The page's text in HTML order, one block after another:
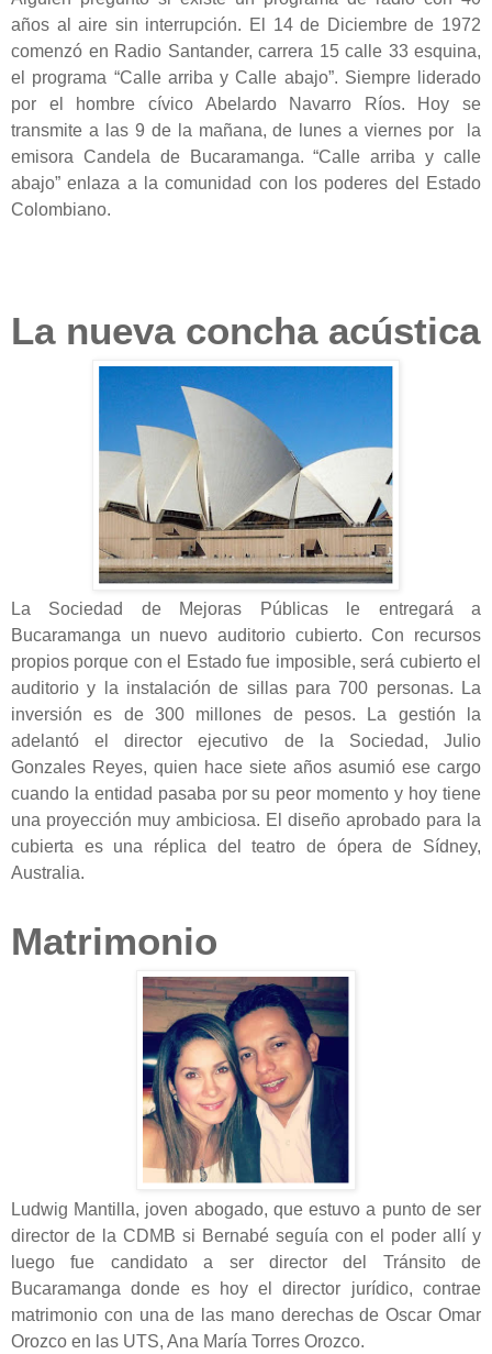
años al aire sin interrupción. El 14 de Diciembre de 1972
comenzó en Radio Santander, carrera 15 calle 33 esquina,
el programa “Calle arriba y Calle abajo”. Siempre liderado
por el hombre cívico Abelardo Navarro Ríos. Hoy se
transmite a las 9 de la mañana, de lunes a viernes por la
emisora Candela de Bucaramanga. “Calle arriba y calle
abajo” enlaza a la comunidad con los poderes del Estado
Colombiano.
La nueva concha acústica
La Sociedad de Mejoras Públicas le entregará a
Bucaramanga un nuevo auditorio cubierto. Con recursos
propios porque con el Estado fue imposible, será cubierto el
auditorio y la instalación de sillas para 700 personas. La
inversión es de 300 millones de pesos. La gestión la
adelantó el director ejecutivo de la Sociedad, Julio
Gonzales Reyes, quien hace siete años asumió ese cargo
cuando la entidad pasaba por su peor momento y hoy tiene
una proyección muy ambiciosa. El diseño aprobado para la
cubierta es una réplica del teatro de ópera de Sídney,
Australia.
Matrimonio
Ludwig Mantilla, joven abogado, que estuvo a punto de ser
director de la CDMB si Bernabé seguía con el poder allí y
luego fue candidato a ser director del Tránsito de
Bucaramanga donde es hoy el director jurídico, contrae
matrimonio con una de las mano derechas de Oscar Omar
Orozco en las UTS, Ana María Torres Orozco.